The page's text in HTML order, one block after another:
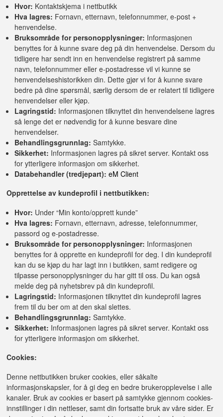
Hvor: Kontaktskjema i nettbutikk
Hva lagres: Fornavn, etternavn, telefonnummer, e-post +
henvendelse.
Bruksområde for personopplysninger: Informasjonen
benyttes for å kunne svare deg på din henvendelse. Dersom du
tidligere har sendt inn en henvendelse registrert på samme
navn, telefonnummer eller e-postadresse vil vi kunne se
henvendelseshistorikken din. Dette gjør vi for å kunne svare
bedre på dine spørsmål, særlig dersom de er relatert til tidligere
henvendelser eller kjøp.
Lagringstid: Informasjonen tilknyttet din henvendelsene lagres
så lenge det er nødvendig for å kunne besvare dine
henvendelser.
Behandlingsgrunnlag: Samtykke.
Sikkerhet: Informasjonen lagres på sikret server. Kontakt oss
for ytterligere informasjon om sikkerhet.
Databehandler (tredjepart): eM Client
Opprettelse av kundeprofil i nettbutikken:
Hvor: Under “Min konto/opprett kunde”
Hva lagres: Fornavn, etternavn, adresse, telefonnummer,
passord og e-postadresse.
Bruksområde for personopplysninger: Informasjonen
benyttes for å opprette en kundeprofil for deg. I din kundeprofil
kan du se kjøp du har lagt inn i butikken, samt redigere og
tilpasse personopplysninger du har gitt til oss. Du kan også
melde deg på nyhetsbrev på din kundeprofil.
Lagringstid: Informasjonen tilknyttet din kundeprofil lagres
frem til du ber om at den skal slettes.
Behandlingsgrunnlag: Samtykke.
Sikkerhet: Informasjonen lagres på sikret server. Kontakt oss
for ytterligere informasjon om sikkerhet.
Cookies:
Denne nettbutikken bruker cookies, eller såkalte
informasjonskapsler, for å gi deg en bedre brukeropplevelse i alle
kanaler. Bruk av cookies er basert på samtykke gjennom cookies-
innstillinger i din nettleser, samt din fortsatte bruk av våre sider. Er